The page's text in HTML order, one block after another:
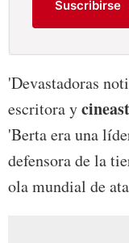
Suscribirse
'Devastadoras
escritora y
'Berta era una
defensora de la
ola mundial de